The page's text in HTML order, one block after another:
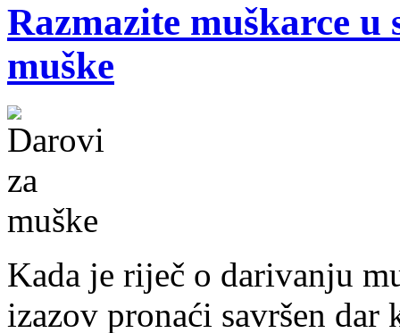
Razmazite muškarce
muške
Kada je riječ o darivanju
izazov pronaći savršen